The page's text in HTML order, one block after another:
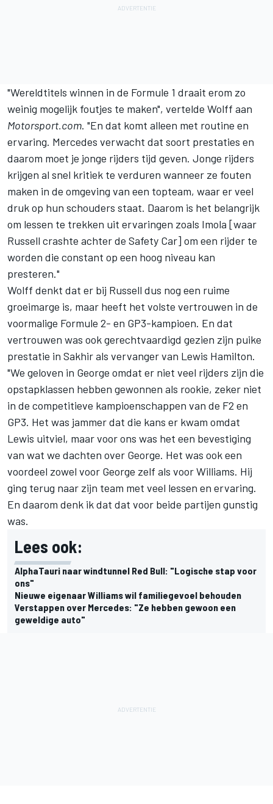
"Wereldtitels winnen in de Formule 1 draait erom zo
weinig mogelijk foutjes te maken", vertelde Wolff aan
Motorsport.com. "En dat komt alleen met routine en
ervaring. Mercedes verwacht dat soort prestaties en
daarom moet je jonge rijders tijd geven. Jonge rijders
krijgen al snel kritiek te verduren wanneer ze fouten
maken in de omgeving van een topteam, waar er veel
druk op hun schouders staat. Daarom is het belangrijk
om lessen te trekken uit ervaringen zoals Imola [waar
Russell crashte achter de Safety Car] om een rijder te
worden die constant op een hoog niveau kan
presteren."
Wolff denkt dat er bij Russell dus nog een ruime
groeimarge is, maar heeft het volste vertrouwen in de
voormalige Formule 2- en GP3-kampioen. En dat
vertrouwen was ook gerechtvaardigd gezien zijn puike
prestatie in Sakhir als vervanger van Lewis Hamilton.
"We geloven in George omdat er niet veel rijders zijn die
opstapklassen hebben gewonnen als rookie, zeker niet
in de competitieve kampioenschappen van de F2 en
GP3. Het was jammer dat die kans er kwam omdat
Lewis uitviel, maar voor ons was het een bevestiging
van wat we dachten over George. Het was ook een
voordeel zowel voor George zelf als voor Williams. Hij
ging terug naar zijn team met veel lessen en ervaring.
En daarom denk ik dat dat voor beide partijen gunstig
was.
Lees ook:
AlphaTauri naar windtunnel Red Bull: "Logische stap voor
ons"
Nieuwe eigenaar Williams wil familiegevoel behouden
Verstappen over Mercedes: "Ze hebben gewoon een
geweldige auto"